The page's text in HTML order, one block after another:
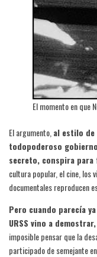
El momento en que
El argumento, al estilo de
todopoderoso
secreto, conspira
cultura popular, el cine, los
documentales reproducen
Pero cuando parecía
URSS vino a
imposible pensar que la
participado de semejante